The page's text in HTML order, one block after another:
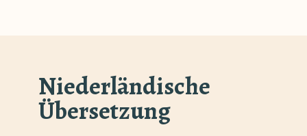
Niederländische
Übersetzung